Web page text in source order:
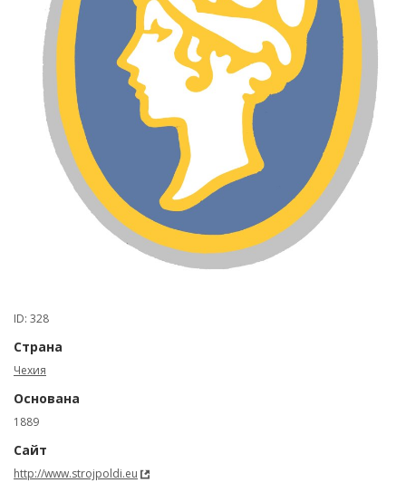
ID: 328
Страна
Чехия
Основана
1889
Сайт
http://www.strojpoldi.eu